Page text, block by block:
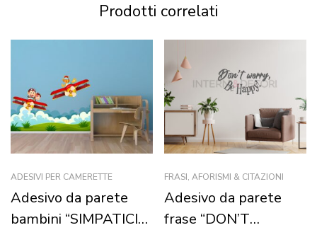
Prodotti correlati
ADESIVI PER CAMERETTE
Adesivo da parete
bambini “SIMPATICI
FRASI, AFORISMI & CITAZIONI
Adesivo da parete
frase “DON’T